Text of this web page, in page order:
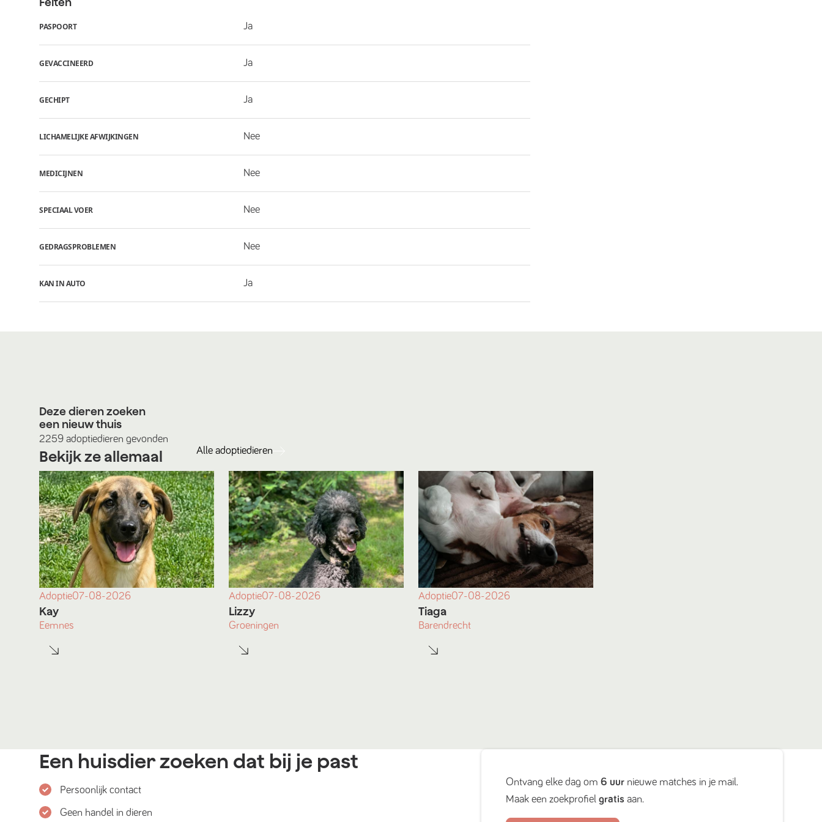
PASPOORT Ja
GEVACCINEERD Ja
GECHIPT Ja
LICHAMELIJKE AFWIJKINGEN Nee
MEDICIJNEN Nee
SPECIAAL VOER Nee
GEDRAGSPROBLEMEN Nee
KAN IN AUTO Ja
Deze dieren zoeken
een nieuw thuis
2259 adoptiedieren gevonden
Bekijk ze allemaal Alle adoptiedieren
Adoptie07-08-2026
Kay
Eemnes
Adoptie07-08-2026
Lizzy
Groeningen
Adoptie07-08-2026
Tiaga
Barendrecht
Een huisdier zoeken dat bij je past
Persoonlijk contact
Geen handel in dieren
Ontvang elke dag om6 uur nieuwe matches in je mail.
Maak een zoekprofielgratis aan.